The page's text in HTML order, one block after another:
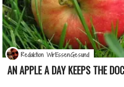
AN APPLE A DAY KEEPS THE
Redaktion WirEssenGesund